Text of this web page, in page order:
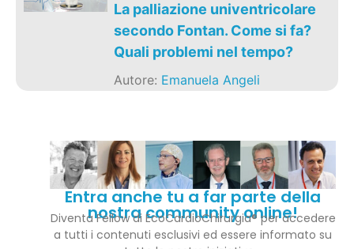
La palliazione univentricolare
secondo Fontan. Come si fa?
Quali problemi nel tempo?
Autore: Emanuela Angeli
Entra anche tu a far parte della
nostra community online!
Diventa Fellow di EcoCardioChirurgia® per accedere
a tutti i contenuti esclusivi ed essere informato su